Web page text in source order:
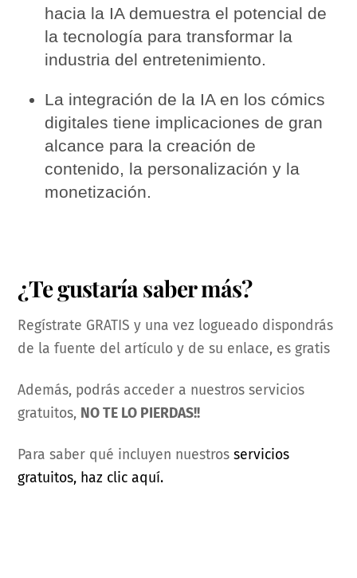
hacia la IA demuestra el potencial de
la tecnología para transformar la
industria del entretenimiento.
La integración de la IA en los cómics
digitales tiene implicaciones de gran
alcance para la creación de
contenido, la personalización y la
monetización.
¿Te gustaría saber más?
Regístrate GRATIS y una vez logueado dispondrás
de la fuente del artículo y de su enlace, es gratis
Además, podrás acceder a nuestros servicios
gratuitos, NO TE LO PIERDAS!!
Para saber qué incluyen nuestrosservicios
gratuitos, haz clic aquí.